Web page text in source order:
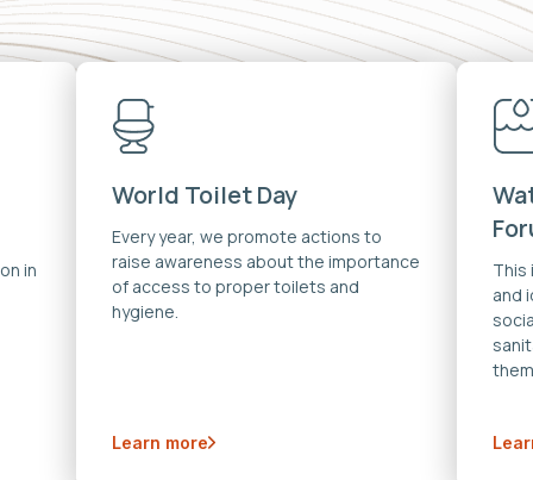
in
World Toilet Day
Every year, we promote actions to
raise awareness about the importance
of access to proper toilets and
hygiene.
Learn more
This
and